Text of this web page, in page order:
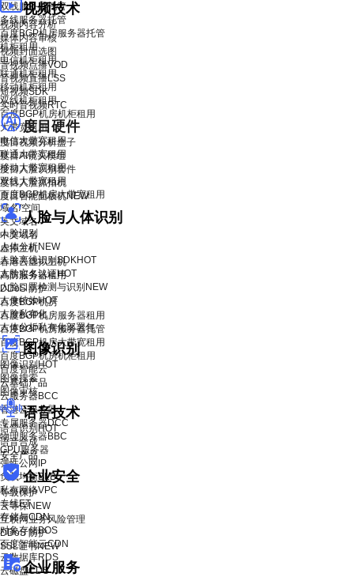
视频技术
视频内容分析
媒体内容审核
视频封面选图
音视频点播VOD
音视频直播LSS
短视频SDK
实时音视频RTC
度目硬件
度目视频分析盒子
度目AI镜头模组
度目人脸识别套件
度目人脸抓拍机
度目智能面板机NEW
人脸与人体识别
人脸识别
人体分析NEW
人脸离线识别SDKHOT
人脸实名认证HOT
人脸口罩检测与识别 NEW
人像特效HOT
人脸私有化
人体分析私有化部署包
图像识别
图像识别HOT
图像搜索
图像审核
语音技术
语音识别 HOT
语音合成
安全产品
企业安全
等级保护
云等保NEW
互联网业务风险管理
DDoS 防护
SSL证书NEW
企业服务
双线服务器托管
多线服务器托管
百度BGP机房服务器托管
机柜租用
电信机柜租用
联通机柜租用
移动机柜租用
双线机柜租用
百度BGP机房机柜租用
大带宽租用
电信大带宽租用
联通大带宽租用
移动大带宽租用
双线大带宽租用
百度BGP机房大带宽租用
域名/空间
英文域名
中文域名
虚拟主机
香港云虚拟主机
高防服务器租用
DDoS 防护
百度BGP机房
百度BGP机房服务器租用
百度BGP机房服务器托管
百度BGP机房大带宽租用
百度BGP机房机柜租用
百度智能云
云基础产品
云服务器BCC
香港云服务器
专属服务器DCC
物理服务器BBC
GPU服务器
弹性公网IP
负载均衡BLB
私有网络VPC
专线ET
存储与CDN
对象存储BOS
百度智能云CDN
云数据库RDS
云磁盘CDS